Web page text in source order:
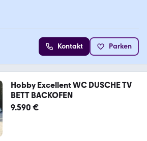
Kontakt Parken
Hobby Excellent WC DUSCHE TV
BETT BACKOFEN
9.590 €